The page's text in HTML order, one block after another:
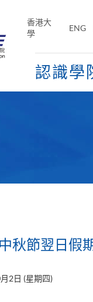
香港大
學
ENG
認識學
秋節翌日假
2日 (星期四)